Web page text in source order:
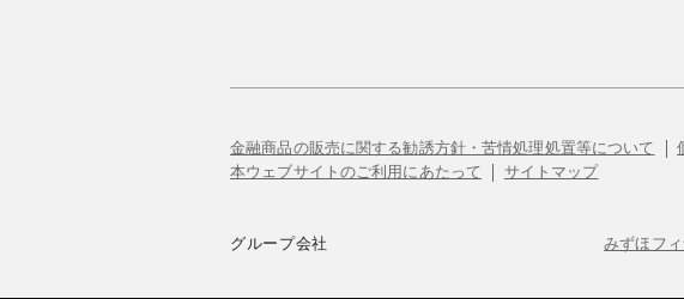
金融商品の販売に関する勧誘方針・苦情処理処置等について
本ウェブサイトのご利用にあたって
サイトマップ
グループ会社 みずほフ